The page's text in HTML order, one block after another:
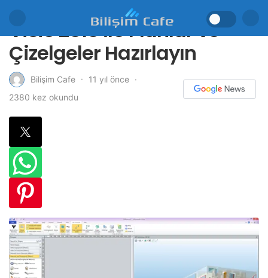
Visio 2010 İle Planlar ve
Çizelgeler Hazırlayın
Bilişim Cafe
11 yıl önce
2380 kez okundu